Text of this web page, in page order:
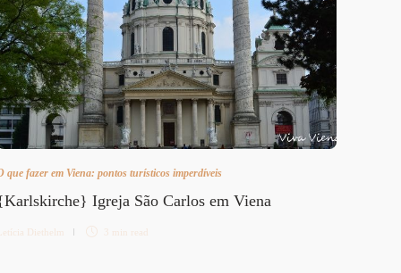
que fazer em Viena: pontos turísticos imperdíveis
Igreja São Carlos em Viena
Diethelm 3 min read